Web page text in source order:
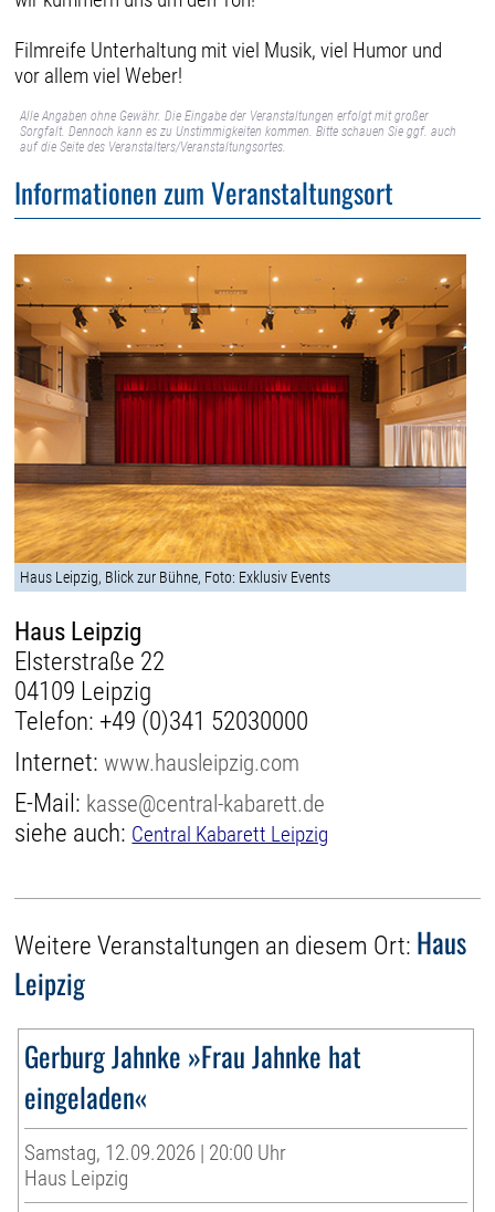
Filmreife Unterhaltung mit viel Musik, viel Humor und
vor allem viel Weber!
Alle Angaben ohne Gewähr. Die Eingabe der Veranstaltungen erfolgt mit großer
Sorgfalt. Dennoch kann es zu Unstimmigkeiten kommen. Bitte schauen Sie ggf. auch
auf die Seite des Veranstalters/Veranstaltungsortes.
Informationen zum Veranstaltungsort
Haus Leipzig, Blick zur Bühne, Foto: Exklusiv Events
Haus Leipzig
Elsterstraße 22
04109 Leipzig
Telefon: +49 (0)341 52030000
Internet:www.hausleipzig.com
E-Mail: kasse@central-kabarett.de
siehe auch: Central Kabarett Leipzig
Weitere Veranstaltungen an diesem Ort: Haus
Leipzig
Gerburg Jahnke »Frau Jahnke hat
eingeladen«
Samstag, 12.09.2026 | 20:00 Uhr
Haus Leipzig